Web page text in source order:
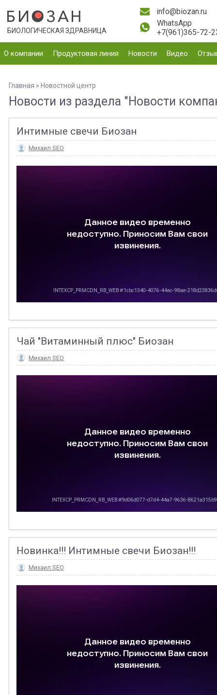
БИОЛОГИЧЕСКАЯ ЗДРАВНИЦА
info@biozan.ru
WhatsApp
+7(961)365-72-
О компании Продуктовая линия Новости Видео
Главная » Новостной центр
Новости из раздела "Новости
Интимные свечи Биозан
Михаил SEO
Чай "Витаминный плюс" Биозан
Михаил SEO
Новинка!!! Интимные свечи Биозан!!!
Михаил SEO